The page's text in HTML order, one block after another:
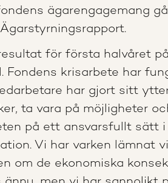
ägarengagemang
för första halvåret
Fondens krisarbete har
har gjort sitt
ta vara på möjligheter
på ett ansvarsfullt sätt
Vi har varken lämnat
om de ekonomiska